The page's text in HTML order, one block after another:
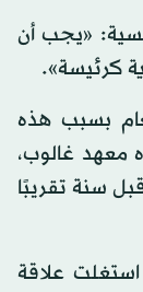
«يجب أن
كرئيسة».
بسبب هذه
معهد غالوب،
5 في المائة قبل سنة تقريبًا
علاقة